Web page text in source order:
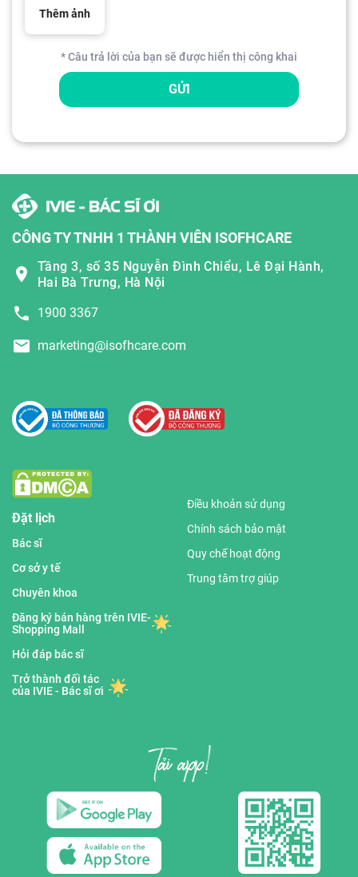
Thêm ảnh
* Câu trả lời của bạn sẽ được hiển thị công khai
GỬI
CÔNG TY TNHH 1 THÀNH VIÊN ISOFHCARE
Tầng 3, số 35 Nguyễn Đình Chiểu, Lê Đại Hành,
Hai Bà Trưng, Hà Nội
1900 3367
marketing@isofhcare.com
Đặt lịch
Bác sĩ
Cơ sở y tế
Chuyên khoa
Đăng ký bán hàng trên IVIE-
Shopping Mall
Hỏi đáp bác sĩ
Trở thành đối tác
của IVIE - Bác sĩ ơi
Điều khoản sử dụng
Chính sách bảo mật
Quy chế hoạt động
Trung tâm trợ giúp